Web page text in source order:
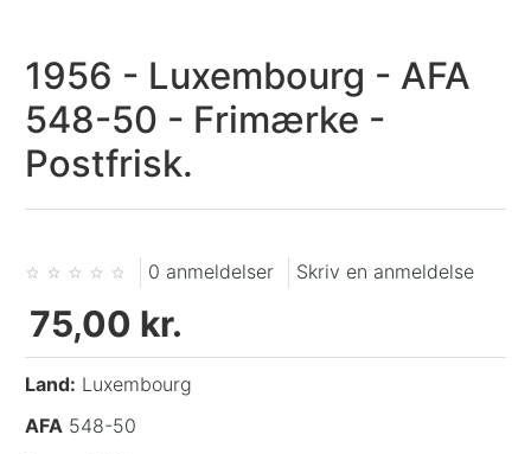
1956 - Luxembourg - AFA
548-50 - Frimærke -
Postfrisk.
0 anmeldelser Skriv en anmeldelse
75,00 kr.
Land: Luxembourg
AFA 548-50